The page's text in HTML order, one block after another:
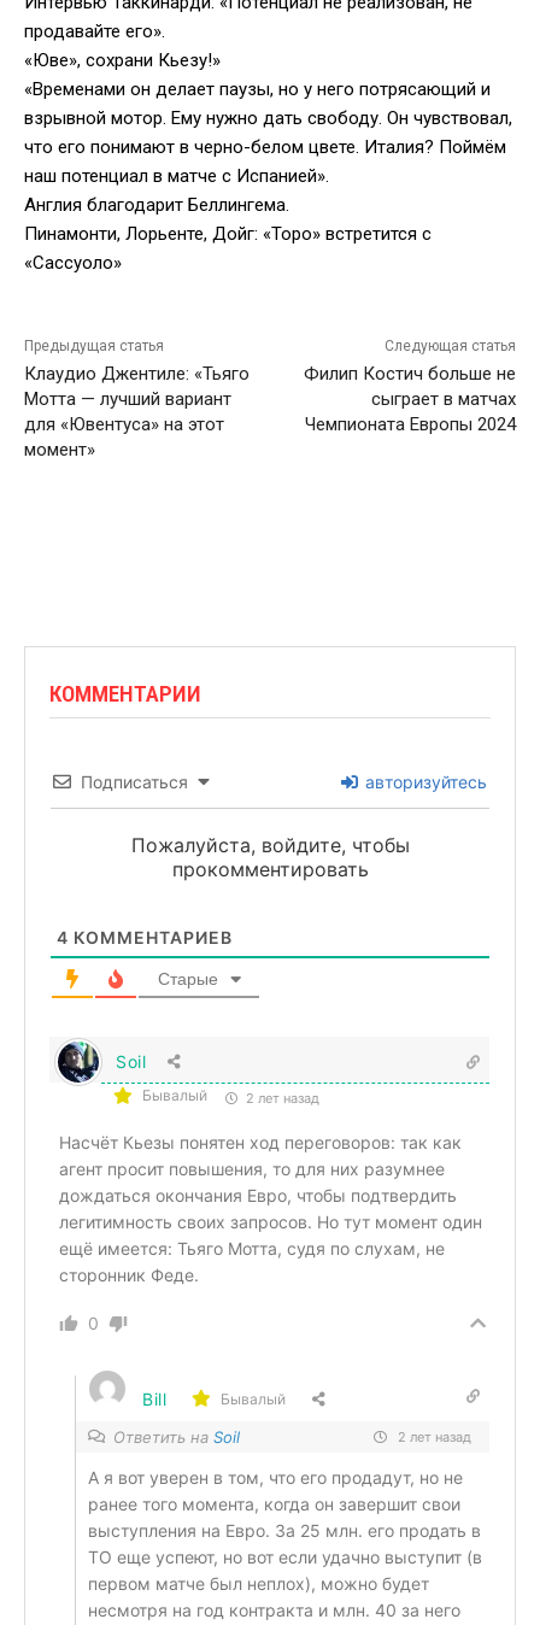
продавайте его».
«Юве», сохрани Кьезу!»
«Временами он делает паузы, но у него потрясающий и
взрывной мотор. Ему нужно дать свободу. Он чувствовал,
что его понимают в черно-белом цвете. Италия? Поймём
наш потенциал в матче с Испанией».
Англия благодарит Беллингема.
Пинамонти, Лорьенте, Дойг: «Торо» встретится с
«Сассуоло»
Предыдущая статья
Клаудио Джентиле: «Тьяго
Мотта — лучший вариант
для «Ювентуса» на этот
момент»
Следующая статья
Филип Костич больше не
сыграет в матчах
Чемпионата Европы 2024
КОММЕНТАРИИ
Подписаться авторизуйтесь
Пожалуйста, войдите, чтобы
прокомментировать
4 КОММЕНТАРИЕВ
Старые
Soil
Бывалый 2 лет назад
Насчёт Кьезы понятен ход переговоров: так как
агент просит повышения, то для них разумнее
дождаться окончания Евро, чтобы подтвердить
легитимность своих запросов. Но тут момент один
ещё имеется: Тьяго Мотта, судя по слухам, не
сторонник Феде.
0
Bill Бывалый
Ответить на Soil 2 лет назад
А я вот уверен в том, что его продадут, но не
ранее того момента, когда он завершит свои
выступления на Евро. За 25 млн. его продать в
ТО еще успеют, но вот если удачно выступит (в
первом матче был неплох), можно будет
несмотря на год контракта и млн. 40 за него